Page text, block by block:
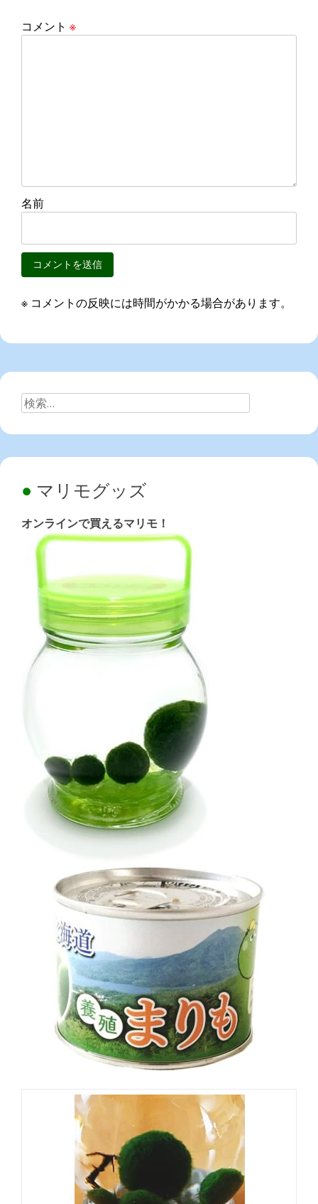
コメント ※
名前
※ コメントの反映には時間がかかる場合があります。
検
索:
マリモグッズ
オンラインで買えるマリモ！